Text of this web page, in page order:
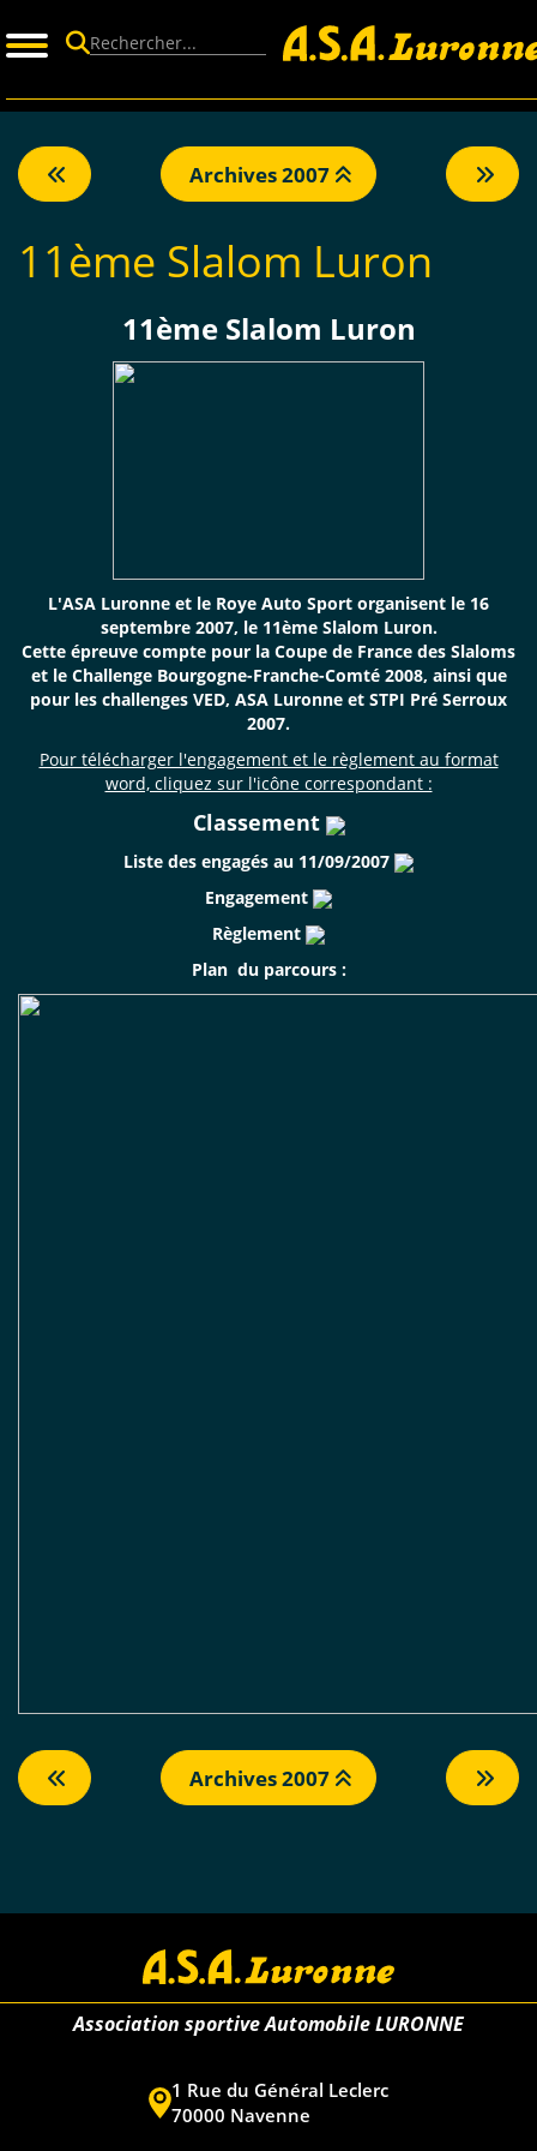
Archives 2007
11ème Slalom Luron
11ème Slalom Luron
L'ASA Luronne et le Roye Auto Sport organisent le 16
septembre 2007, le 11ème Slalom Luron.
Cette épreuve compte pour la Coupe de France des Slaloms
et le Challenge Bourgogne-Franche-Comté 2008, ainsi que
pour les challenges VED, ASA Luronne et STPI Pré Serroux
2007.
Pour télécharger l'engagement et le règlement au format
word, cliquez sur l'icône correspondant :
Classement
Liste des engagés au 11/09/2007
Engagement
Règlement
Plan du parcours :
Archives 2007
Association sportive Automobile LURONNE
1 Rue du Général Leclerc
70000 Navenne